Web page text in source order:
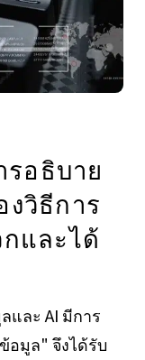
รอธิบาย
วิธีการ
และได้
และ AI มีการ
อมูล" จึงได้รับ